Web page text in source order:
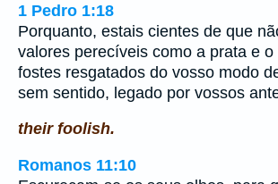
1 Pedro 1:18
Porquanto, estais cientes de que
valores perecíveis como a prata e o
fostes resgatados do vosso modo
sem sentido, legado por vossos
their foolish.
Romanos 11:10